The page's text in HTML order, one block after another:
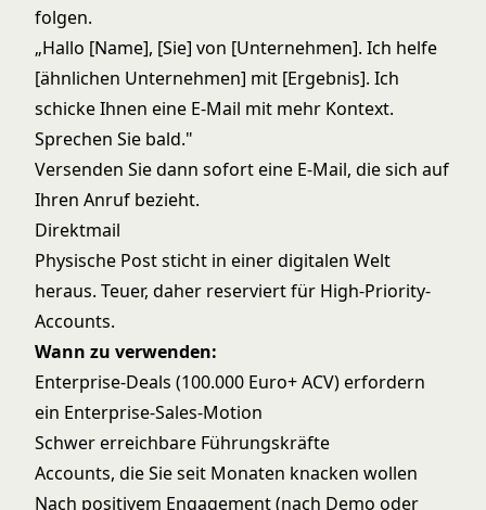
folgen.
„Hallo [Name], [Sie] von [Unternehmen]. Ich helfe
[ähnlichen Unternehmen] mit [Ergebnis]. Ich
schicke Ihnen eine E-Mail mit mehr Kontext.
Sprechen Sie bald."
Versenden Sie dann sofort eine E-Mail, die sich auf
Ihren Anruf bezieht.
Direktmail
Physische Post sticht in einer digitalen Welt
heraus. Teuer, daher reserviert für High-Priority-
Accounts.
Wann zu verwenden:
Enterprise-Deals (100.000 Euro+ ACV) erfordern
ein Enterprise-Sales-Motion
Schwer erreichbare Führungskräfte
Accounts, die Sie seit Monaten knacken wollen
Nach positivem Engagement (nach Demo oder